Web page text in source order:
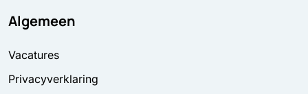
Algemeen
Vacatures
Privacyverklaring